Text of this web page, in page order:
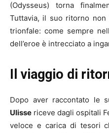
(Odysseus) torna
Tuttavia, il suo ritorno
trionfale: come sempre
dell’eroe è intrecciato a
Il viaggio di
Dopo aver raccontato le
Ulisse riceve dagli ospitali
veloce e carica di tesori